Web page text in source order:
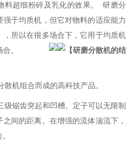
超细粉碎及乳化的效果。
研磨分
于均质机，但它对物料的适应能力
所以在很多场合下，它用于均质机
。
【研磨分散机的结
机组合而成的高科技产品。
锯齿突起和凹槽。定子可以无限制
间的距离。在增强的流体湍流下，